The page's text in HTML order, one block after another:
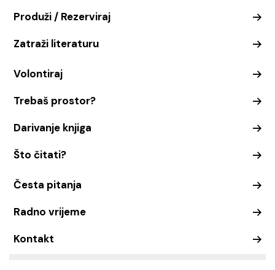
Produži / Rezerviraj
Zatraži literaturu
Volontiraj
Trebaš prostor?
Darivanje knjiga
Što čitati?
Česta pitanja
Radno vrijeme
Kontakt